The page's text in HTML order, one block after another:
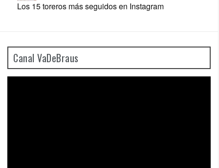
Los 15 toreros más seguidos en Instagram
Canal VaDeBraus